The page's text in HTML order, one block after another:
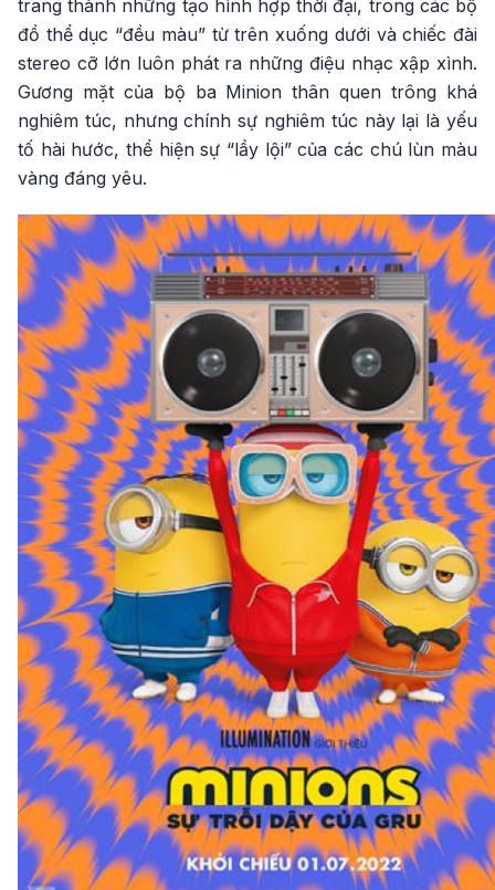
trang thành những tạo hình hợp thời đại, trong các bộ
đồ thể dục “đều màu” từ trên xuống dưới và chiếc đài
stereo cỡ lớn luôn phát ra những điệu nhạc xập xình.
Gương mặt của bộ ba Minion thân quen trông khá
nghiêm túc, nhưng chính sự nghiêm túc này lại là yếu
tố hài hước, thể hiện sự “lầy lội” của các chú lùn màu
vàng đáng yêu.